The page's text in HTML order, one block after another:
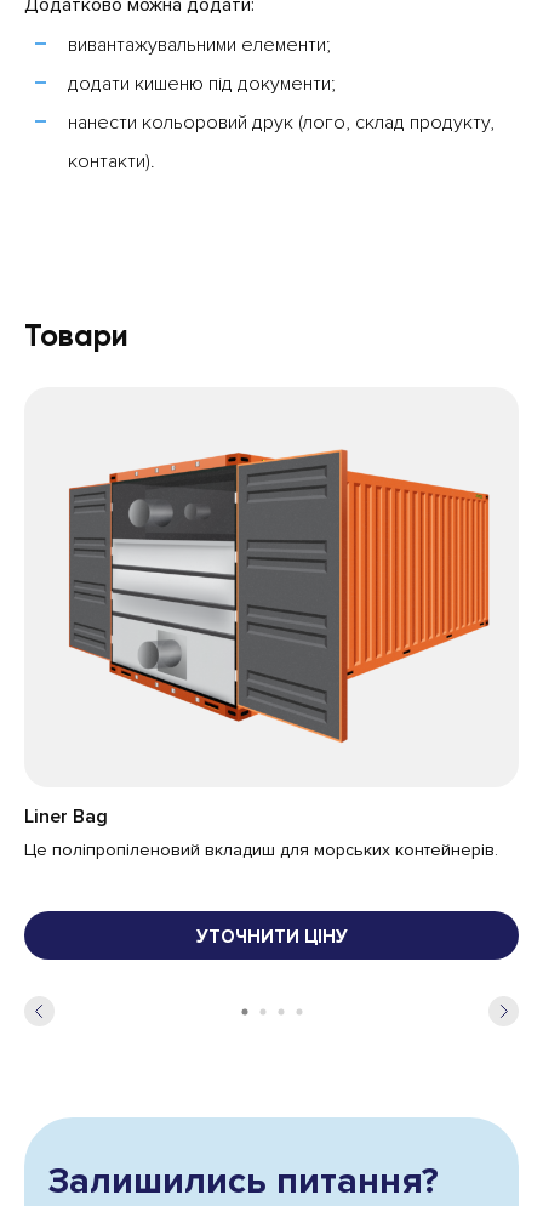
Додатково можна додати:
вивантажувальними елементи;
додати кишеню під документи;
нанести кольоровий друк (лого, склад продукту,
контакти).
Товари
Liner Bag
Це поліпропіленовий вкладиш для морських контейнерів.
УТОЧНИТИ ЦІНУ
Залишились питання?